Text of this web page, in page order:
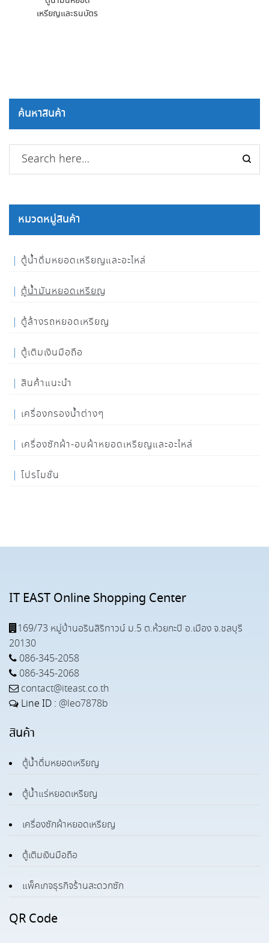
เหรียญและธนบัตร
ค้นหาสินค้า
หมวดหมู่สินค้า
ตู้น้ำดื่มหยอดเหรียญและอะไหล่
ตู้น้ำมันหยอดเหรียญ
ตู้ล้างรถหยอดเหรียญ
ตู้เติมเงินมือถือ
สินค้าแนะนำ
เครื่องกรองน้ำต่างๆ
เครื่องซักผ้า-อบผ้าหยอดเหรียญและอะไหล่
โปรโมชั่น
IT EAST Online Shopping Center
169/73 หมู่บ้านอรินสิริทาวน์ ม.5 ต.ห้วยกะปิ อ.เมือง จ.ชลบุรี
20130
086-345-2058
086-345-2068
contact@iteast.co.th
Line ID : @leo7878b
สินค้า
ตู้น้ำดื่มหยอดเหรียญ
ตู้น้ำแร่หยอดเหรียญ
เครื่องซักผ้าหยอดเหรียญ
ตู้เติมเงินมือถือ
แพ็คเกจธุรกิจร้านสะดวกซัก
QR Code